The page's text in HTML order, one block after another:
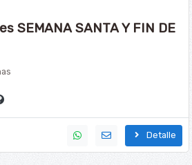
SEMANA SANTA Y FIN DE
Detalle